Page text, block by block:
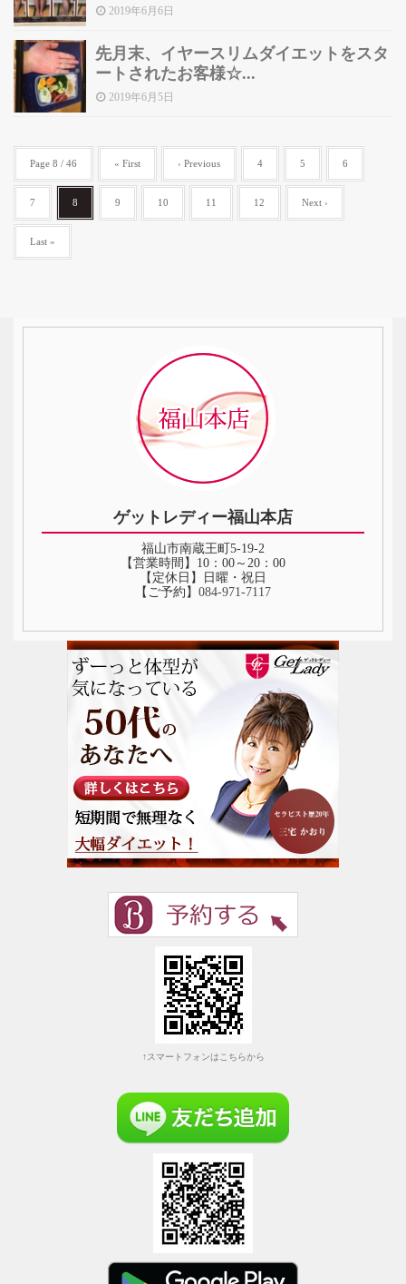
2019年6月6日
先月末、イヤースリムダイエットをスタ
ートされたお客様☆...
2019年6月5日
Page 8 / 46 « First ‹ Previous 4 5 6
7 8 9 10 11 12 Next ›
Last »
ゲットレディー福山本店
福山市南蔵王町5-19-2
【営業時間】10：00～20：00
【定休日】日曜・祝日
【ご予約】 084‐971‐7117
↑スマートフォンはこちらから